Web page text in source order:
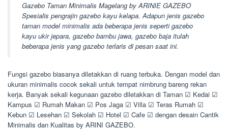
Gazebo Taman Minimalis Magelang by ARINIE GAZEBO
Spesialis pengrajin gazebo kayu kelapa. Adapun jenis gazebo
taman model minimalis ada beberapa jenis seperti gazebo
kayu ukir jepara, gazebo bambu jawa, gazebo baja itulah
beberapa jenis yang gazebo terlaris di pesan saat ini.
Fungsi gazebo biasanya diletakkan di ruang terbuka. Dengan model dan
ukuran minimalis cocok sekali untuk tempat nimbrung bareng rekan
kerja. Banyak sekali kegunaan gazebo diletakkan di Taman ☑ Kedai ☑
Kampus ☑ Rumah Makan ☑ Pos Jaga ☑ Villa ☑ Teras Rumah ☑
Kebun ☑ Lesehan ☑ Sekolah ☑ Hotel ☑ Cafe ☑ dengan desain Cantik
Minimalis dan Kualitas by ARINI GAZEBO.